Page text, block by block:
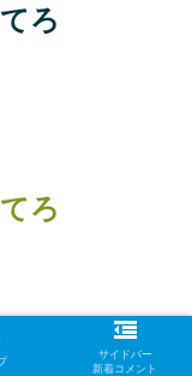
ろ
ろ
サイドバー
新着コメント